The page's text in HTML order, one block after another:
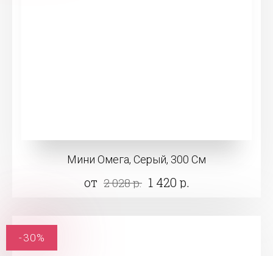
Мини Омега, Серый, 300 См
от 2 028 р. 1 420 р.
-30%